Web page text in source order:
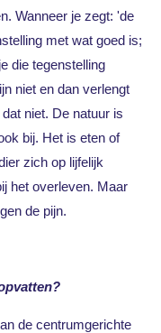
Wanneer je zegt: 'de
met wat goed is;
die tegenstelling
niet en dan verlengt
niet. De natuur is
bij. Het is eten of
zich op lijfelijk
het overleven. Maar
de pijn.
de centrumgerichte